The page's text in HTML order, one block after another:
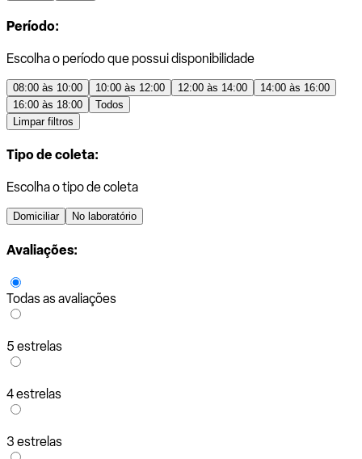
Período:
Escolha o período que possui disponibilidade
08:00 às 10:00 10:00 às 12:00 12:00 às 14:00
14:00 às 16:00
16:00 às 18:00
Todos
Limpar filtros
Tipo de coleta:
Escolha o tipo de coleta
Domiciliar No laboratório
Avaliações:
Todas as avaliações
5 estrelas
4 estrelas
3 estrelas